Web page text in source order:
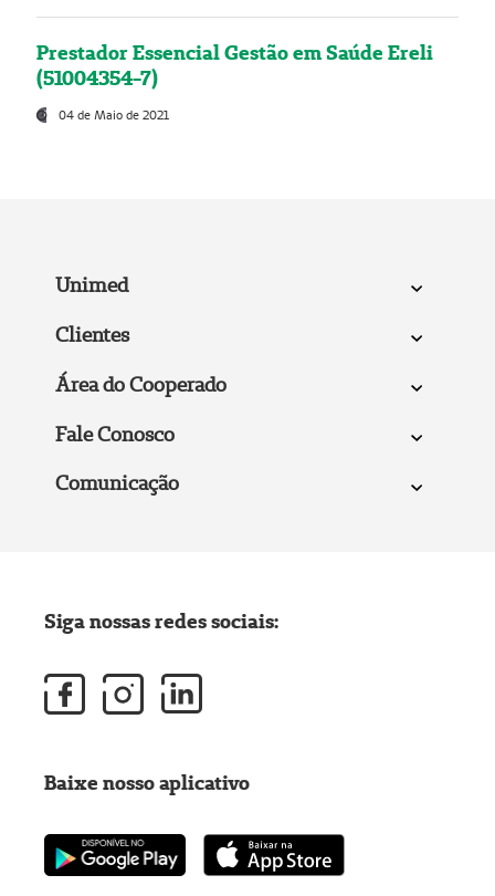
Prestador Essencial Gestão em Saúde Ereli
(51004354-7)
04 de Maio de 2021
Unimed
Clientes
Área do Cooperado
Fale Conosco
Comunicação
Siga nossas redes sociais:
Baixe nosso aplicativo